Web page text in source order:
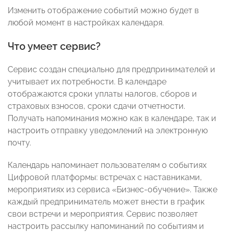
Изменить отображение событий можно будет в
любой момент в настройках календаря.
Что умеет сервис?
Сервис создан специально для предпринимателей и
учитывает их потребности. В календаре
отображаются сроки уплаты налогов, сборов и
страховых взносов, сроки сдачи отчетности.
Получать напоминания можно как в календаре, так и
настроить отправку уведомлений на электронную
почту.
Календарь напоминает пользователям о событиях
Цифровой платформы: встречах с наставниками,
мероприятиях из сервиса «Бизнес-обучение». Также
каждый предприниматель может внести в график
свои встречи и мероприятия. Сервис позволяет
настроить рассылку напоминаний по событиям и